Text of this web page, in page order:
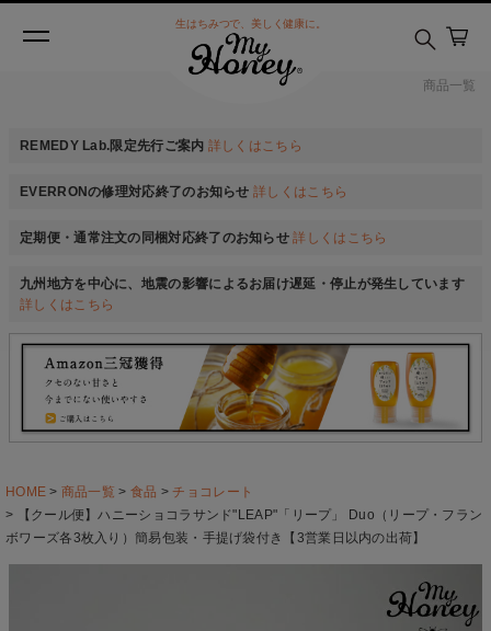
商品一覧
生はちみつで、美しく健康に。
REMEDY Lab.限定先行ご案内 詳しくはこちら
EVERRONの修理対応終了のお知らせ 詳しくはこちら
定期便・通常注文の同梱対応終了のお知らせ 詳しくはこちら
九州地方を中心に、地震の影響によるお届け遅延・停止が発生しています
詳しくはこちら
HOME 商品一覧 食品
チョコレート
【クール便】ハニーショコラサンド"LEAP"「リープ」 Duo（リープ・フラン
ボワーズ各3枚入り）簡易包装・手提げ袋付き【3営業日以内の出荷】